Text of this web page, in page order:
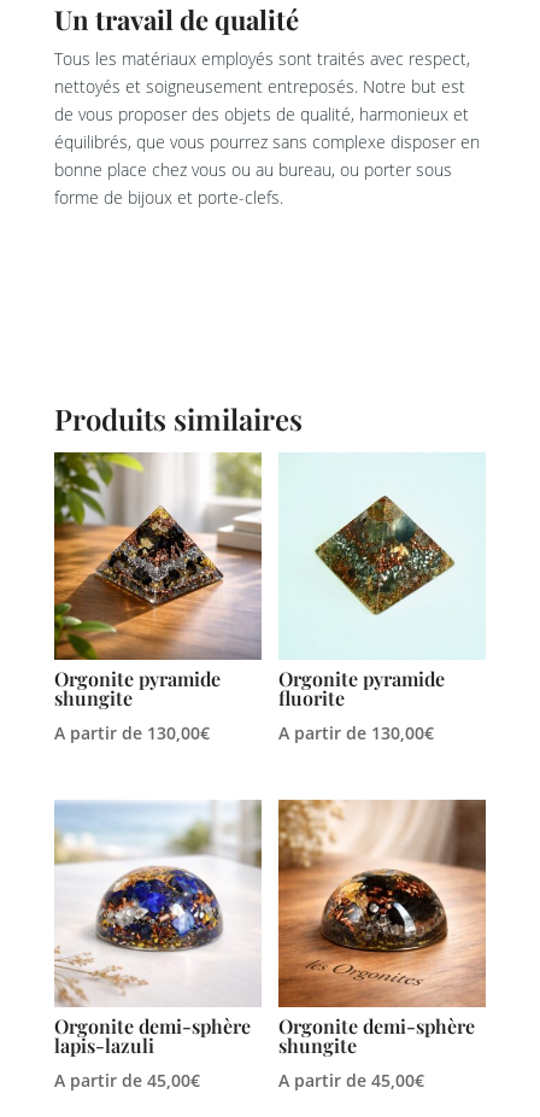
Un travail de qualité
Tous les matériaux employés sont traités avec respect,
nettoyés et soigneusement entreposés. Notre but est
de vous proposer des objets de qualité, harmonieux et
équilibrés, que vous pourrez sans complexe disposer en
bonne place chez vous ou au bureau, ou porter sous
forme de bijoux et porte-clefs.
Produits similaires
Orgonite pyramide
shungite
A partir de 130,00€
Orgonite pyramide
fluorite
A partir de 130,00€
Orgonite demi-sphère
lapis-lazuli
A partir de 45,00€
Orgonite demi-sphère
shungite
A partir de45,00€